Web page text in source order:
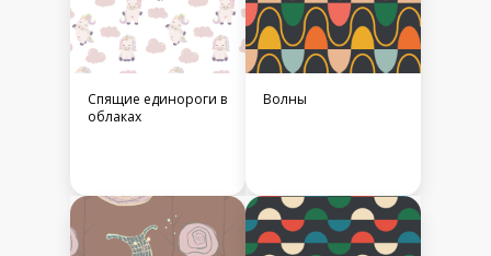
Спящие единороги в
облаках
Волны